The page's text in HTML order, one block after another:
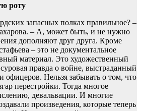
роту
запасных полках правильное? –
– А, может быть, и не нужно
дополняют друг друга. Кроме
– это не документальное
материал. Это художественный
правда о войне, выстраданный
офицеров. Нельзя забывать о том, что
перестройки. Тогда многое
девальвации. И многие
произведения, которые теперь